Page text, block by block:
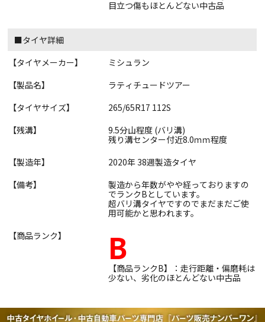
目立つ傷もほとんどない中古品
■タイヤ詳細
【タイヤメーカー】
ミシュラン
【製品名】
ラティチュードツアー
【タイヤサイズ】
265/65R17 112S
【残溝】
9.5分山程度 (バリ溝)
残り溝センター付近8.0ｍｍ程度
【製造年】
2020年 38週製造タイヤ
【備考】
製造から年数がやや経っておりますの
でランクBとしています。
超バリ溝タイヤですのでまだまだご使
用可能かと思われます。
【商品ランク】
B
【商品ランクB】：走行距離・偏磨耗は
少ない、劣化のほとんどない中古品